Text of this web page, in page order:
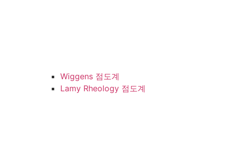
Wiggens 점도계
Lamy Rheology 점도계